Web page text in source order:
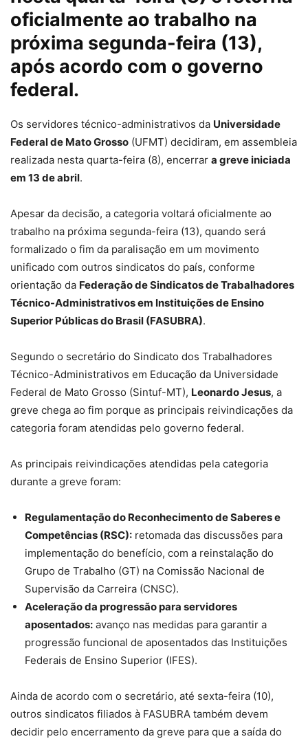
oficialmente ao trabalho na
próxima segunda-feira (13),
após acordo com o governo
federal.
Os servidores técnico-administrativos da Universidade
Federal de Mato Grosso (UFMT) decidiram, em assembleia
realizada nesta quarta-feira (8), encerrar a greve iniciada
em 13 de abril.
Apesar da decisão, a categoria voltará oficialmente ao
trabalho na próxima segunda-feira (13), quando será
formalizado o fim da paralisação em um movimento
unificado com outros sindicatos do país, conforme
orientação da Federação de Sindicatos de Trabalhadores
Técnico-Administrativos em Instituições de Ensino
Superior Públicas do Brasil (FASUBRA).
Segundo o secretário do Sindicato dos Trabalhadores
Técnico-Administrativos em Educação da Universidade
Federal de Mato Grosso (Sintuf-MT), Leonardo Jesus, a
greve chega ao fim porque as principais reivindicações da
categoria foram atendidas pelo governo federal.
As principais reivindicações atendidas pela categoria
durante a greve foram:
Regulamentação do Reconhecimento de Saberes e
Competências (RSC): retomada das discussões para
implementação do benefício, com a reinstalação do
Grupo de Trabalho (GT) na Comissão Nacional de
Supervisão da Carreira (CNSC).
Aceleração da progressão para servidores
aposentados: avanço nas medidas para garantir a
progressão funcional de aposentados das Instituições
Federais de Ensino Superior (IFES).
Ainda de acordo com o secretário, até sexta-feira (10),
outros sindicatos filiados à FASUBRA também devem
decidir pelo encerramento da greve para que a saída do